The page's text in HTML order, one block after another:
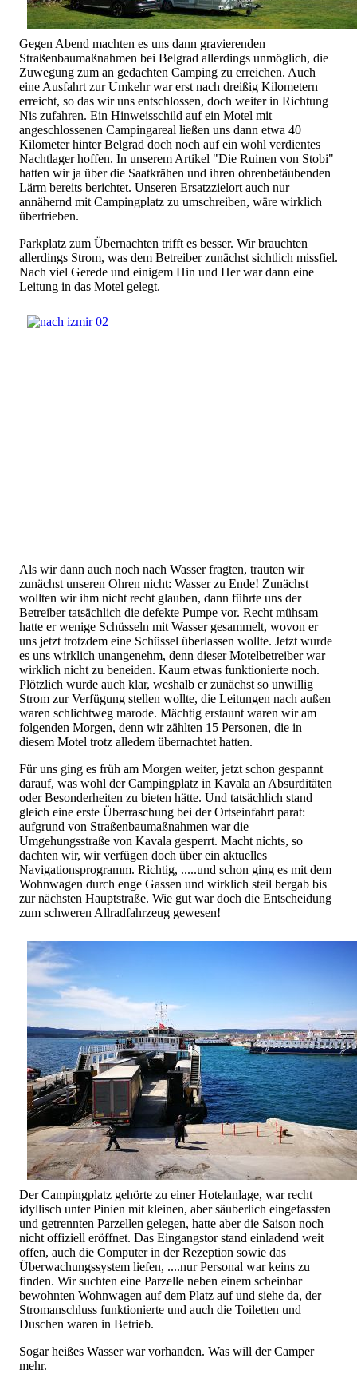
Gegen Abend machten es uns dann gravierenden
Straßenbaumaßnahmen bei Belgrad allerdings unmöglich, die
Zuwegung zum an gedachten Camping zu erreichen. Auch
eine Ausfahrt zur Umkehr war erst nach dreißig Kilometern
erreicht, so das wir uns entschlossen, doch weiter in Richtung
Nis zufahren. Ein Hinweisschild auf ein Motel mit
angeschlossenen Campingareal ließen uns dann etwa 40
Kilometer hinter Belgrad doch noch auf ein wohl verdientes
Nachtlager hoffen. In unserem Artikel "Die Ruinen von Stobi"
hatten wir ja über die Saatkrähen und ihren ohrenbetäubenden
Lärm bereits berichtet. Unseren Ersatzzielort auch nur
annähernd mit Campingplatz zu umschreiben, wäre wirklich
übertrieben.
Parkplatz zum Übernachten trifft es besser. Wir brauchten
allerdings Strom, was dem Betreiber zunächst sichtlich missfiel.
Nach viel Gerede und einigem Hin und Her war dann eine
Leitung in das Motel gelegt.
Als wir dann auch noch nach Wasser fragten, trauten wir
zunächst unseren Ohren nicht: Wasser zu Ende! Zunächst
wollten wir ihm nicht recht glauben, dann führte uns der
Betreiber tatsächlich die defekte Pumpe vor. Recht mühsam
hatte er wenige Schüsseln mit Wasser gesammelt, wovon er
uns jetzt trotzdem eine Schüssel überlassen wollte. Jetzt wurde
es uns wirklich unangenehm, denn dieser Motelbetreiber war
wirklich nicht zu beneiden. Kaum etwas funktionierte noch.
Plötzlich wurde auch klar, weshalb er zunächst so unwillig
Strom zur Verfügung stellen wollte, die Leitungen nach außen
waren schlichtweg marode. Mächtig erstaunt waren wir am
folgenden Morgen, denn wir zählten 15 Personen, die in
diesem Motel trotz alledem übernachtet hatten.
Für uns ging es früh am Morgen weiter, jetzt schon gespannt
darauf, was wohl der Campingplatz in Kavala an Absurditäten
oder Besonderheiten zu bieten hätte. Und tatsächlich stand
gleich eine erste Überraschung bei der Ortseinfahrt parat:
aufgrund von Straßenbaumaßnahmen war die
Umgehungsstraße von Kavala gesperrt. Macht nichts, so
dachten wir, wir verfügen doch über ein aktuelles
Navigationsprogramm. Richtig, .....und schon ging es mit dem
Wohnwagen durch enge Gassen und wirklich steil bergab bis
zur nächsten Hauptstraße. Wie gut war doch die Entscheidung
zum schweren Allradfahrzeug gewesen!
Der Campingplatz gehörte zu einer Hotelanlage, war recht
idyllisch unter Pinien mit kleinen, aber säuberlich eingefassten
und getrennten Parzellen gelegen, hatte aber die Saison noch
nicht offiziell eröffnet. Das Eingangstor stand einladend weit
offen, auch die Computer in der Rezeption sowie das
Überwachungssystem liefen, ....nur Personal war keins zu
finden. Wir suchten eine Parzelle neben einem scheinbar
bewohnten Wohnwagen auf dem Platz auf und siehe da, der
Stromanschluss funktionierte und auch die Toiletten und
Duschen waren in Betrieb.
Sogar heißes Wasser war vorhanden. Was will der Camper
mehr.